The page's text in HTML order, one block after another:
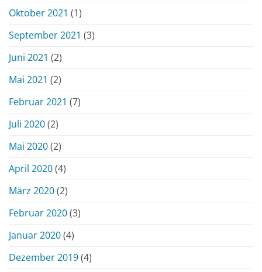
Oktober 2021 (1)
September 2021 (3)
Juni 2021 (2)
Mai 2021 (2)
Februar 2021 (7)
Juli 2020(2)
Mai 2020(2)
April 2020(4)
März 2020(2)
Februar 2020(3)
Januar 2020(4)
Dezember 2019(4)